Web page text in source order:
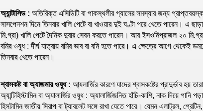
অ্যান্টাসিড : অতিরিক্ত এসিডিটি বা পাকস্থলীর গ্যাসের সমস্যার জন্য
সাসপেনশন দিনে তিনবার খালি পেটে বা খাওয়ার দুই ঘণ্টা পরে খেতে পারেন। এ
মি.গ্রা) খালি পেটে দৈনিক দুবার সেবন করতে পারেন। আর ইসওমিপ্রাজল ২০
বমির ওষুধ : দীর্ঘ যাত্রায় বমির ভাব বা বমি হতে পারে। এ ক্ষেত্রে আগে থেকেই
তিনবার খেতে পারেন।
শ্বাসকষ্ট বা অ্যাজমার ওষুধ : আ্যলার্জির কারণে যাদের শ্বাসকষ্টের প্রাদুর্ভাব হয়
অ্যান্টিহিস্টামিন বা অ্যালার্জির ওষুধ : অ্যালার্জিজনিত হাঁচি-কাশি, নাক দিয়ে পানি
হিসটামিন জাতীয় সিরাপ বা ট্যাবলেট সঙ্গে রাখা যেতে পারে। যেমন এলাট্রল,